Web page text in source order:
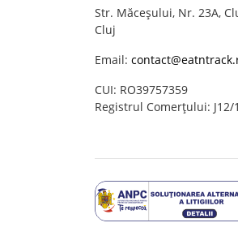
Str. Măceșului, Nr. 23A,
Cluj
Email:
CUI: RO39757359
Registrul Comerțului: J12/